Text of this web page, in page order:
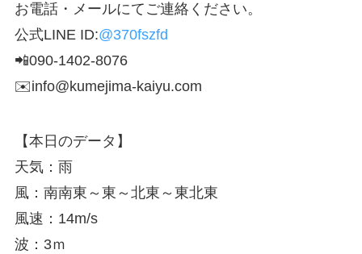
お電話・メールにてご連絡ください。
公式LINE ID:@370fszfd
📲090-1402-8076
✉️info@kumejima-kaiyu.com
【本日のデータ】
天気：雨
風：南南東～東～北東～東北東
風速：14m/s
波：3ｍ